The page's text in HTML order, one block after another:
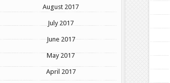
August 2017
July 2017
June 2017
May 2017
April 2017